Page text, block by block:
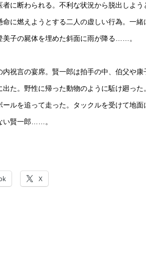
者に断わられる。不利な状況から脱出しよ
命に燃えようとする二人の虚しい行為。一
美子の屍体を埋めた斜面に雨が降る……。
内祝言の宴席。賢一郎は拍手の中、伯父や
出た。野性に帰った動物のように駈け廻っ
ールを追って走った。タックルを受けて地
い賢一郎……。
X